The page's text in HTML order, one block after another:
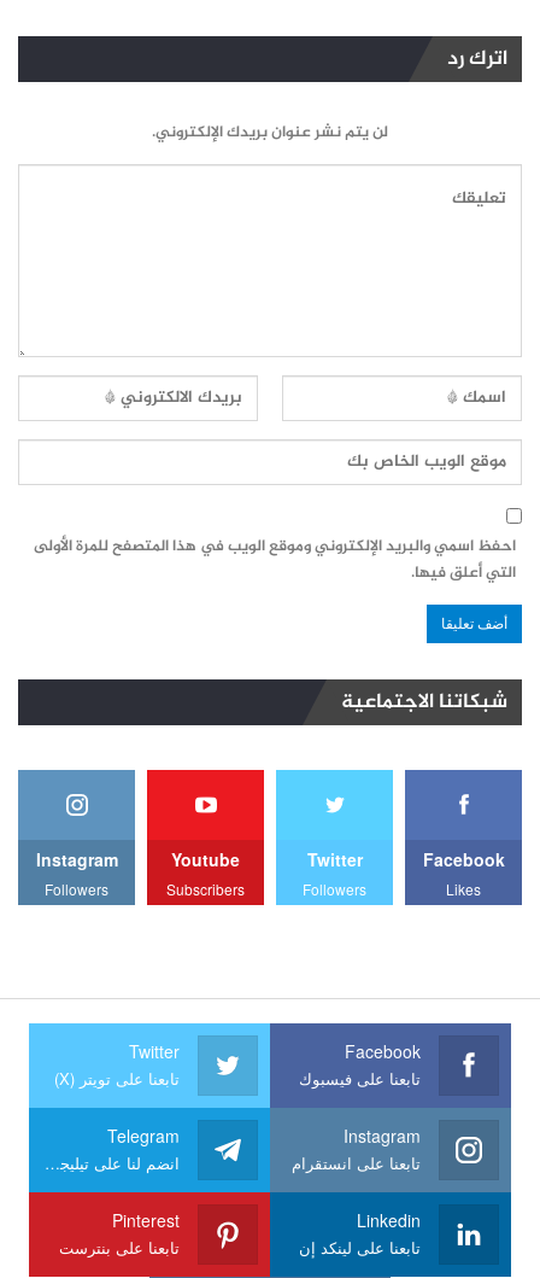
اترك رد
لن يتم نشر عنوان بريدك الإلكتروني.
احفظ اسمي والبريد الإلكتروني وموقع الويب في هذا المتصفح للمرة الأولى
التي أعلق فيها.
شبكاتنا الاجتماعية
Facebook
Likes
Twitter
Followers
Youtube
Subscribers
Instagram
Followers
Facebook
تابعنا على فيسبوك
Twitter
تابعنا على تويتر (X)
Instagram
تابعنا على انستقرام
Telegram
انضم لنا على تيليجرام
Linkedin
تابعنا على لينكد إن
Pinterest
تابعنا على بنترست